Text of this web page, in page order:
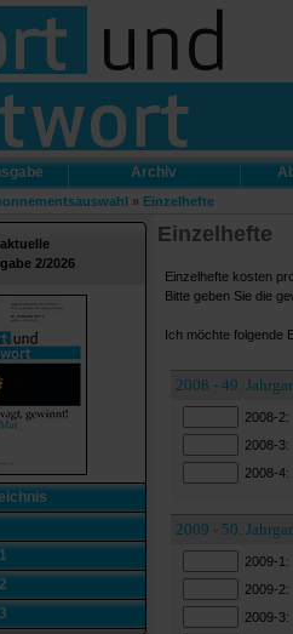
Archiv
» Einzelhefte
aktuelle
2/2026
Einzelhefte
Einzelhefte kosten
Bitte geben Sie die
Ich möchte folgende
2008 - 49.
2008-2:
2008-3:
2008-4:
2009 - 50.
2009-1:
2009-2:
2009-3: